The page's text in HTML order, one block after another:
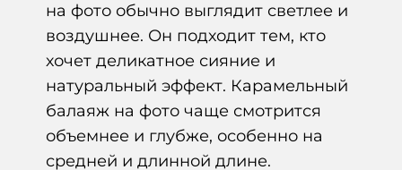
на фото обычно выглядит светлее и
воздушнее. Он подходит тем, кто
хочет деликатное сияние и
натуральный эффект. Карамельный
балаяж на фото чаще смотрится
объемнее и глубже, особенно на
средней и длинной длине.